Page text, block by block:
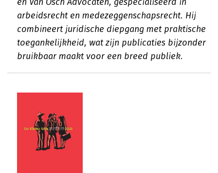
arbeidsrecht en medezeggenschapsrecht. Hij
combineert juridische diepgang met praktische
toegankelijkheid, wat zijn publicaties bijzonder
bruikbaar maakt voor een breed publiek.